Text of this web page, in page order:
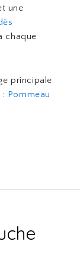
une
chaque
principale
Pommeau